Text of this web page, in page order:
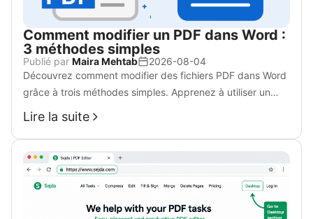
Comment modifier un PDF dans Word :
3 méthodes simples
Publié par Maira Mehtab
2026-08-04
Découvrez comment modifier des fichiers PDF dans Word
grâce à trois méthodes simples. Apprenez à utiliser un
convertisseur en ligne gratuit comme iLovePDF, à ouvrir
des PDF directement dans Microsoft Word, ou à utiliser
une suite tout-en-un comme WPS Office pour une
modification directe et une conversion locale haute
fidélité.
Lire la suite